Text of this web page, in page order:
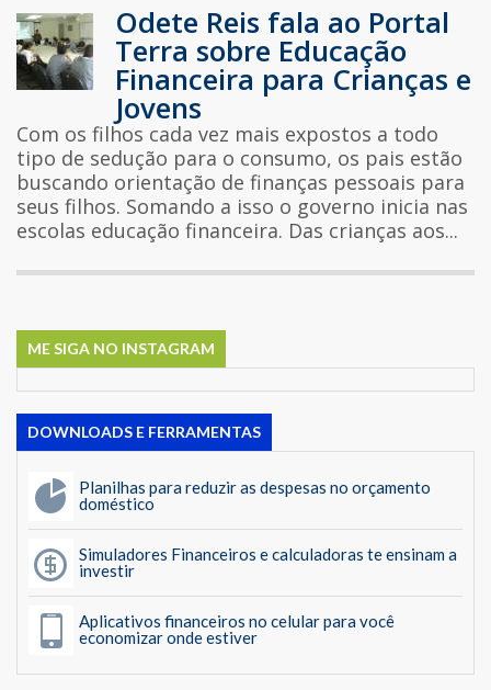
Odete Reis fala ao Portal
Terra sobre Educação
Financeira para Crianças e
Jovens
Com os filhos cada vez mais expostos a todo
tipo de sedução para o consumo, os pais estão
buscando orientação de finanças pessoais para
seus filhos. Somando a isso o governo inicia nas
escolas educação financeira. Das crianças aos...
ME SIGA NO INSTAGRAM
DOWNLOADS E FERRAMENTAS
Planilhas para reduzir as despesas no orçamento
doméstico
Simuladores Financeiros e calculadoras te ensinam a
investir
Aplicativos financeiros no celular para você
economizar onde estiver